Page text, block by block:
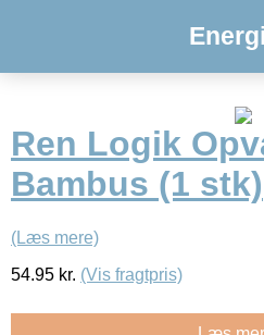
Ren Logik
Bambus (1 stk)
(Læs mere)
54.95 kr. (Vis fragtpris)